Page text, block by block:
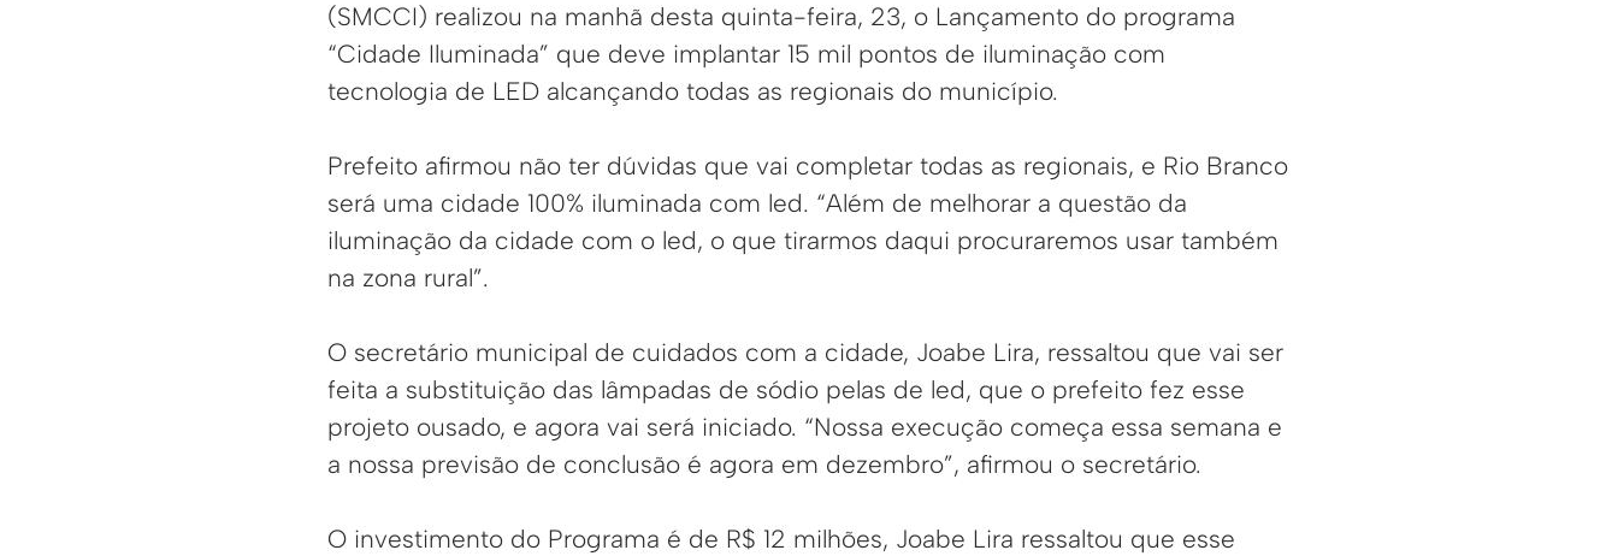
(SMCCI) realizou na manhã desta quinta-feira, 23, o Lançamento do programa
“Cidade Iluminada” que deve implantar 15 mil pontos de iluminação com
tecnologia de LED alcançando todas as regionais do município.
Prefeito afirmou não ter dúvidas que vai completar todas as regionais, e Rio Branco
será uma cidade 100% iluminada com led. “Além de melhorar a questão da
iluminação da cidade com o led, o que tirarmos daqui procuraremos usar também
na zona rural”.
O secretário municipal de cuidados com a cidade, Joabe Lira, ressaltou que vai ser
feita a substituição das lâmpadas de sódio pelas de led, que o prefeito fez esse
projeto ousado, e agora vai será iniciado. “Nossa execução começa essa semana e
a nossa previsão de conclusão é agora em dezembro”, afirmou o secretário.
O investimento do Programa é de R$ 12 milhões, Joabe Lira ressaltou que esse